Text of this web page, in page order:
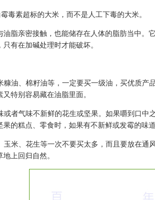
毒素超标的大米，而不是人工下毒的大米。
脂亲密接触，也能储存在人体的脂肪当中。
有在加碱处理时才能破坏。
糠油、棉籽油等，一定要买一级油，买优质产
特别容易藏在油脂里面。
或者气味不新鲜的花生或坚果。如果嚼到口中
的糕点、零食时，如果有不新鲜或发霉的味
玉米、花生等一次不要买太多，而且要放在通
上回归自然。